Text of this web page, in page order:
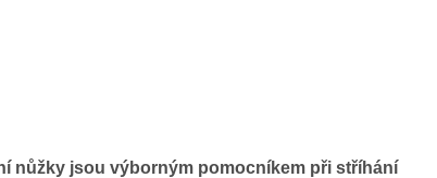
nůžky jsou výborným pomocníkem při stříhání